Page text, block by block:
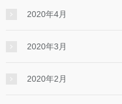
2020年4月
2020年3月
2020年2月